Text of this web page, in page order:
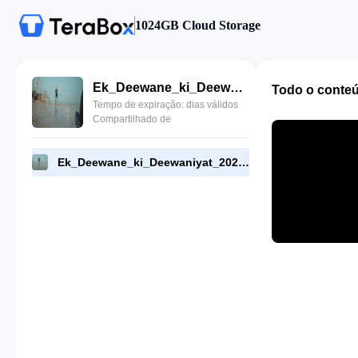
1024GB Cloud Storage
Ek_Deewane_ki_Deewaniyat_2025_Bollywood_Hindi_Movie_HQCam_1080p(1).mkv
Tempo de expiração: dias válidos
Compartilhado de
Ek_Deewane_ki_Deewaniyat_2025_Bollywood_Hindi_Movie_HQCam_1080p(1).mkv
Todo o